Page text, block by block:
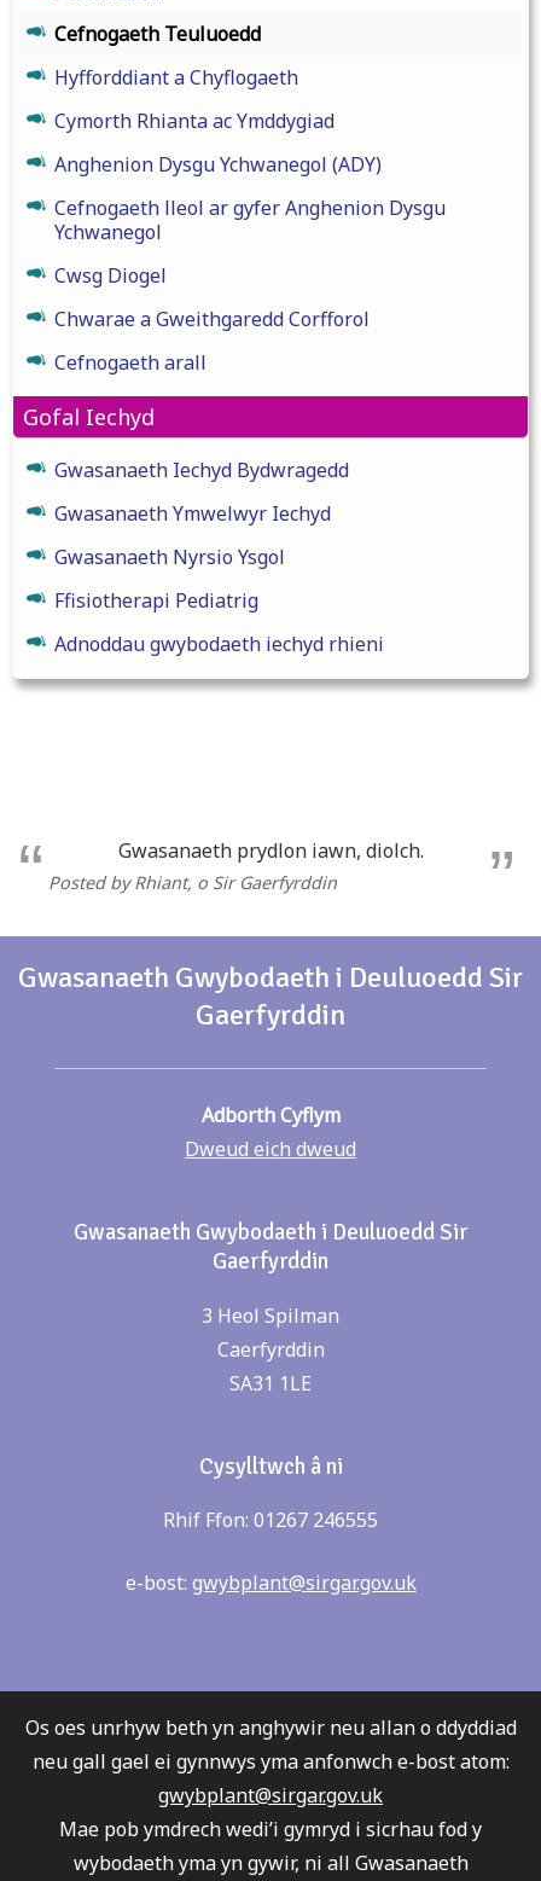
Cefnogaeth Teuluoedd
Hyfforddiant a Chyflogaeth
Cymorth Rhianta ac Ymddygiad
Anghenion Dysgu Ychwanegol (ADY)
Cefnogaeth lleol ar gyfer Anghenion Dysgu
Ychwanegol
Cwsg Diogel
Chwarae a Gweithgaredd Corfforol
Cefnogaeth arall
Gofal Iechyd
Gwasanaeth Iechyd Bydwragedd
Gwasanaeth Ymwelwyr Iechyd
Gwasanaeth Nyrsio Ysgol
Ffisiotherapi Pediatrig
Adnoddau gwybodaeth iechyd rhieni
Gwasanaeth prydlon iawn, diolch.
Posted by Rhiant, o Sir Gaerfyrddin
Gwasanaeth Gwybodaeth i Deuluoedd Sir
Gaerfyrddin
Adborth Cyflym
Dweud eich dweud
Gwasanaeth Gwybodaeth i Deuluoedd Sir
Gaerfyrddin
3 Heol Spilman
Caerfyrddin
SA31 1LE
Cysylltwch â ni
Rhif Ffon: 01267 246555
e-bost: gwybplant@sirgar.gov.uk
Os oes unrhyw beth yn anghywir neu allan o ddyddiad
neu gall gael ei gynnwys yma anfonwch e-bost atom:
gwybplant@sirgar.gov.uk
Mae pob ymdrech wedi’i gymryd i sicrhau fod y
wybodaeth yma yn gywir, ni all Gwasanaeth